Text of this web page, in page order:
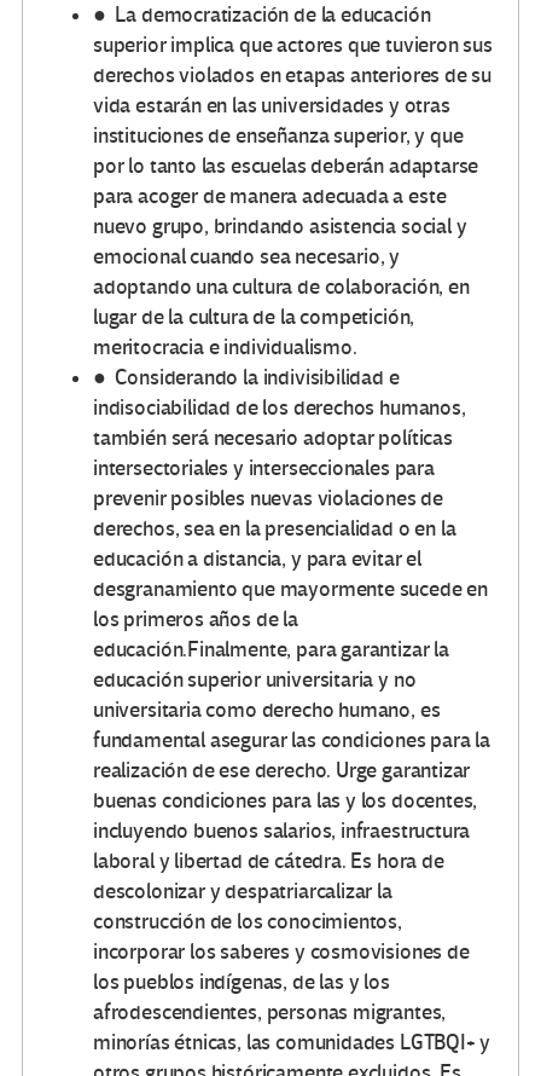
● La democratización de la educación
superior implica que actores que tuvieron sus
derechos violados en etapas anteriores de su
vida estarán en las universidades y otras
instituciones de enseñanza superior, y que
por lo tanto las escuelas deberán adaptarse
para acoger de manera adecuada a este
nuevo grupo, brindando asistencia social y
emocional cuando sea necesario, y
adoptando una cultura de colaboración, en
lugar de la cultura de la competición,
meritocracia e individualismo.
● Considerando la indivisibilidad e
indisociabilidad de los derechos humanos,
también será necesario adoptar políticas
intersectoriales y interseccionales para
prevenir posibles nuevas violaciones de
derechos, sea en la presencialidad o en la
educación a distancia, y para evitar el
desgranamiento que mayormente sucede en
los primeros años de la
educación.Finalmente, para garantizar la
educación superior universitaria y no
universitaria como derecho humano, es
fundamental asegurar las condiciones para la
realización de ese derecho. Urge garantizar
buenas condiciones para las y los docentes,
incluyendo buenos salarios, infraestructura
laboral y libertad de cátedra. Es hora de
descolonizar y despatriarcalizar la
construcción de los conocimientos,
incorporar los saberes y cosmovisiones de
los pueblos indígenas, de las y los
afrodescendientes, personas migrantes,
minorías étnicas, las comunidades LGTBQI+ y